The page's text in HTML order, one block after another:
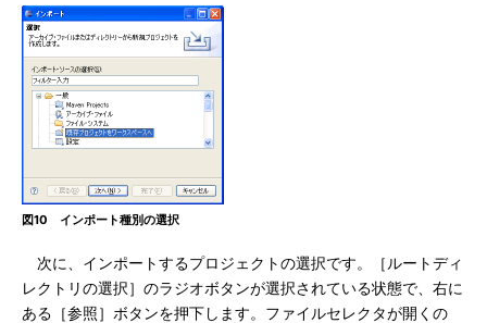
図10 インポート種別の選択
次に、インポートするプロジェクトの選択です。［ルートディ
レクトリの選択］のラジオボタンが選択されている状態で、右に
ある［参照］ボタンを押下します。ファイルセレクタが開くの